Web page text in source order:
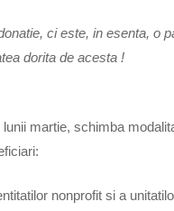
ci este, in esenta, o
dorita de acesta !
martie, schimba
nonprofit si a